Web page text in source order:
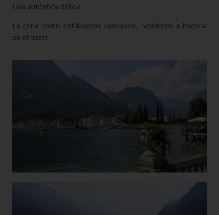
Una auténtica delicia.
La cena como estábamos cansados, volvimos a hacerla
en el hotel.